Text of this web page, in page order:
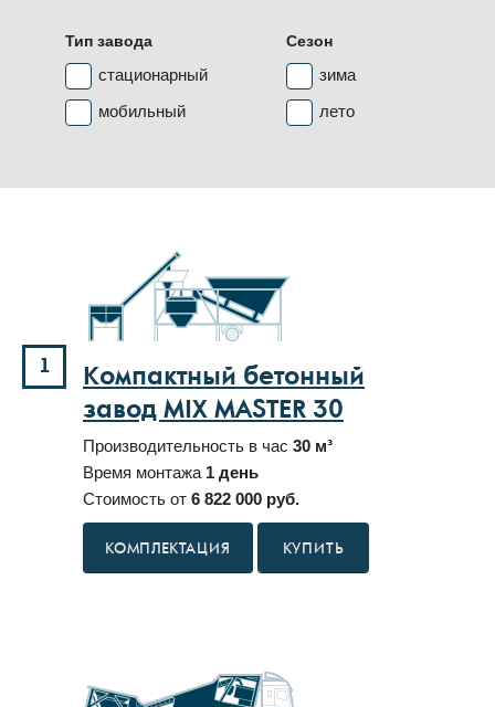
Тип завода
стационарный
мобильный
Сезон
зима
лето
1
Компактный бетонный
завод MIX MASTER 30
Производительность в час 30 м³
Время монтажа 1 день
Стоимость от 6 822 000 руб.
КУПИТЬ